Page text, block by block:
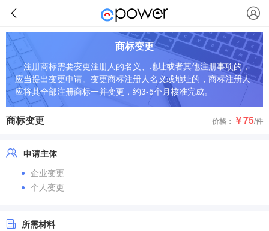
商标变更
注册商标需要变更注册人的名义、地址或者其他注册事项的，
应当提出变更申请。变更商标注册人名义或地址的，商标注册人
应将其全部注册商标一并变更，约3-5个月核准完成。
商标变更 价格： ￥75/件
申请主体
企业变更
个人变更
所需材料